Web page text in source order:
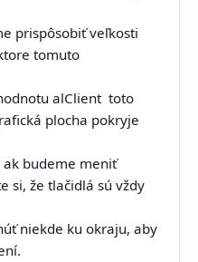
prispôsobiť veľkosti
tomuto
alClient ­ toto
plocha pokryje
budeme meniť
si, že tlačidlá sú vždy
niekde ku okraju, aby